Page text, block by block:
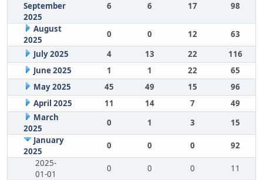
September
2025
6 6 17 98
August
2025
0 0 12
63
July 2025
4 13 22
116
June 2025
1 1 22
65
May 2025
45 49 15
96
April 2025
11 14 7
49
March
2025
0 1 3
15
January
2025
0 0 0
92
2025-
01-01
0 0 0
11